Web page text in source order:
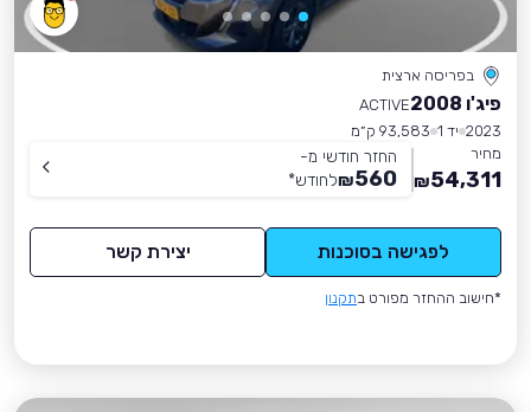
בפריסה ארצית
פיג'ו 2008
ACTIVE
2023 יד 1
93,583 ק״מ
מחיר
54,311
₪
החזר חודשי מ-
560
₪לחודש*
לפגישה בסוכנות יצירת קשר
*חישוב ההחזר מפורט בתקנון